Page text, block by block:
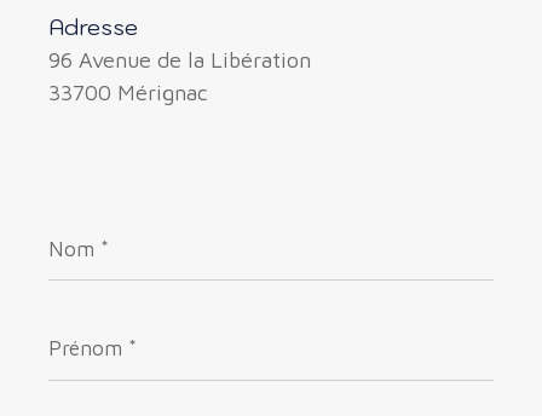
Adresse
96 Avenue de la Libération
33700 Mérignac
*
*